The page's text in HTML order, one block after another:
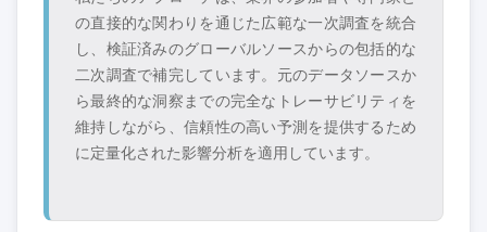
の直接的な関わりを通じた広範な一次調査を統合
し、検証済みのグローバルソースからの包括的な
二次調査で補完しています。元のデータソースか
ら最終的な洞察までの完全なトレーサビリティを
維持しながら、信頼性の高い予測を提供するため
に定量化された影響分析を適用しています。